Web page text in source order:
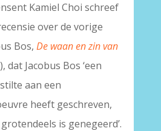
Kamiel Choi schreef
over de vorige
Bos, De waan en zin van
dat Jacobus Bos ‘een
aan een
heeft geschreven,
is genegeerd’.